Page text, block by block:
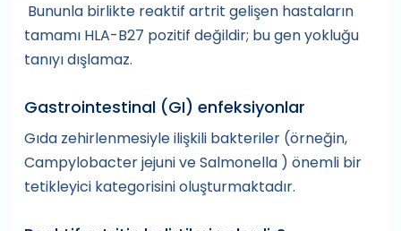
Bununla birlikte reaktif artrit gelişen hastaların
tamamı HLA-B27 pozitif değildir; bu gen yokluğu
tanıyı dışlamaz.
Gastrointestinal (GI) enfeksiyonlar
Gıda zehirlenmesiyle ilişkili bakteriler (örneğin,
Campylobacter jejuni ve Salmonella ) önemli bir
tetikleyici kategorisini oluşturmaktadır.